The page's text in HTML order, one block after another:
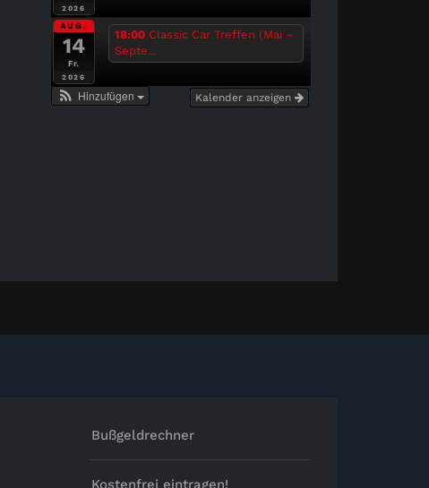
2026
AUG.
14
Fr.
2026
18:00 Classic Car Treffen (Mai –
Septe...
Kalender anzeigen
Hinzufügen
Bußgeldrechner
Kostenfrei eintragen!